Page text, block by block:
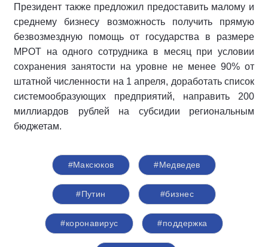
Президент также предложил предоставить малому и
среднему бизнесу возможность получить прямую
безвозмездную помощь от государства в размере
МРОТ на одного сотрудника в месяц при условии
сохранения занятости на уровне не менее 90% от
штатной численности на 1 апреля, доработать список
системообразующих предприятий, направить 200
миллиардов рублей на субсидии региональным
бюджетам.
#Максюков #Медведев
#Путин #бизнес
#коронавирус #поддержка